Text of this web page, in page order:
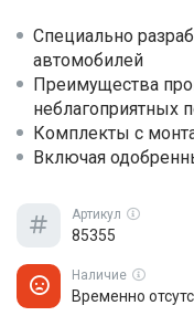
Специально
автомобилей
Преимущества
неблагоприятных
Комплекты с
Включая
Артикул
85355
Наличие
Временно